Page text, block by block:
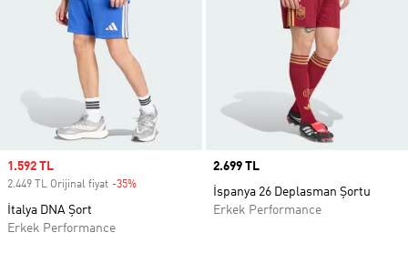
Sale price
1.592 TL
2.449 TL Orijinal fiyat -35%
İtalya DNA Şort
Erkek Performance
Price
2.699 TL
İspanya 26 Deplasman Şortu
Erkek Performance